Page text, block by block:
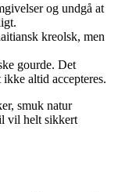
og undgå at
kreolsk, men
gourde. Det
altid accepteres.
smuk natur
vil helt sikkert